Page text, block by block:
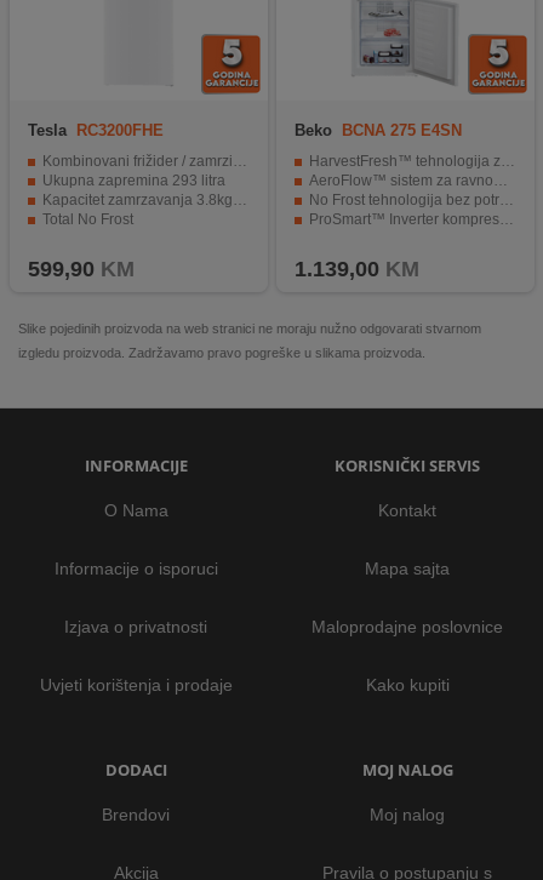
Tesla RC3200FHE
Kombinovani frižider / zamrzivač
Ukupna zapremina 293 litra
Kapacitet zamrzavanja 3.8kg / 24h
Total No Frost
599,90 KM
Beko BCNA 275 E4SN
HarvestFresh™ tehnologija za duže očuvanje svježine voća i povrća
AeroFlow™ sistem za ravnomjernu cirkulaciju hladnog zraka
No Frost tehnologija bez potrebe za odmrzavanjem
ProSmart™ Inverter kompresor za tih i ekonomičan rad
1.139,00 KM
Slike pojedinih proizvoda na web stranici ne moraju nužno odgovarati stvarnom
izgledu proizvoda. Zadržavamo pravo pogreške u slikama proizvoda.
INFORMACIJE
O Nama
Informacije o isporuci
Izjava o privatnosti
Uvjeti korištenja i prodaje
KORISNIČKI SERVIS
Kontakt
Mapa sajta
Maloprodajne poslovnice
Kako kupiti
DODACI
Brendovi
Akcija
MOJ NALOG
Moj nalog
Pravila o postupanju s